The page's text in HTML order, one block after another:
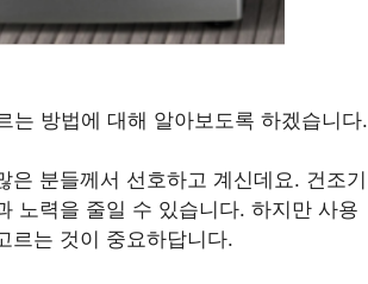
는 방법에 대해 알아보도록 하겠습니다.
분들께서 선호하고 계신데요. 건조기
노력을 줄일 수 있습니다. 하지만 사용
르는 것이 중요하답니다.